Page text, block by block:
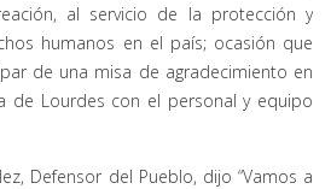
al servicio de la protección y
humanos en el país; ocasión que
de una misa de agradecimiento en
de Lourdes con el personal y equipo
Defensor del Pueblo, dijo “Vamos a